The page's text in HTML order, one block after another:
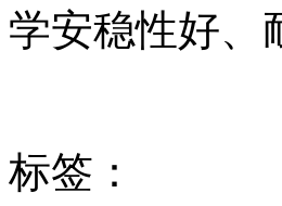
学安稳性好、
标签：